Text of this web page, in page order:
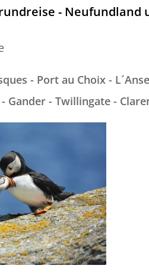
- Neufundland
- Port au Choix -
- Twillingate -